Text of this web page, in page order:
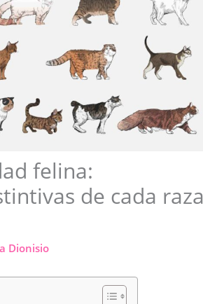
felina:
de cada raza
Dionisio